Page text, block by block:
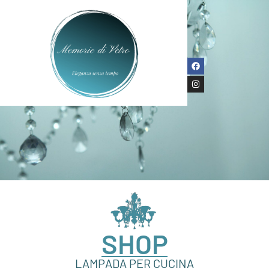
SHOP
LAMPADA PER CUCINA